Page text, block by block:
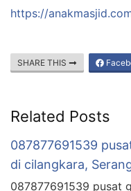
https://
SHARE THIS
Related Posts
087877691539
di cilangkara,
087877691539 pusat